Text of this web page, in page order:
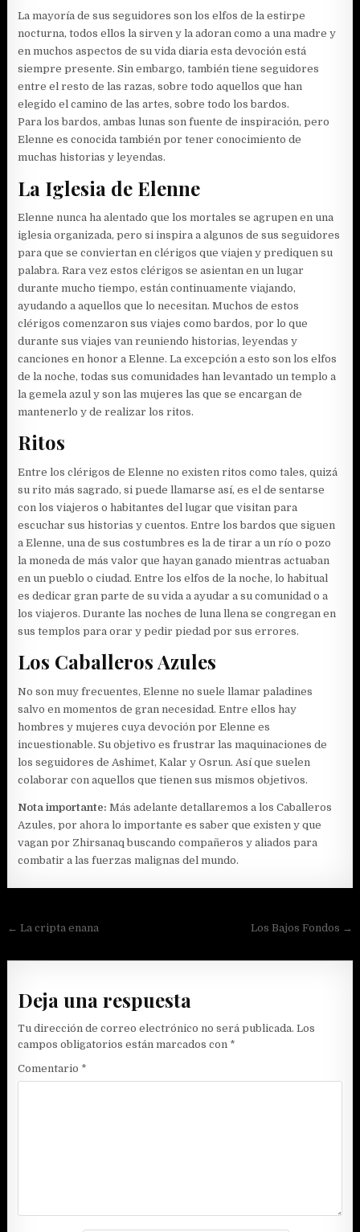
La mayoría de sus seguidores son los elfos de la estirpe
nocturna, todos ellos la sirven y la adoran como a una madre y
en muchos aspectos de su vida diaria esta devoción está
siempre presente. Sin embargo, también tiene seguidores
entre el resto de las razas, sobre todo aquellos que han
elegido el camino de las artes, sobre todo los bardos.
Para los bardos, ambas lunas son fuente de inspiración, pero
Elenne es conocida también por tener conocimiento de
muchas historias y leyendas.
La Iglesia de Elenne
Elenne nunca ha alentado que los mortales se agrupen en una
iglesia organizada, pero si inspira a algunos de sus seguidores
para que se conviertan en clérigos que viajen y prediquen su
palabra. Rara vez estos clérigos se asientan en un lugar
durante mucho tiempo, están continuamente viajando,
ayudando a aquellos que lo necesitan. Muchos de estos
clérigos comenzaron sus viajes como bardos, por lo que
durante sus viajes van reuniendo historias, leyendas y
canciones en honor a Elenne. La excepción a esto son los elfos
de la noche, todas sus comunidades han levantado un templo a
la gemela azul y son las mujeres las que se encargan de
mantenerlo y de realizar los ritos.
Ritos
Entre los clérigos de Elenne no existen ritos como tales, quizá
su rito más sagrado, si puede llamarse así, es el de sentarse
con los viajeros o habitantes del lugar que visitan para
escuchar sus historias y cuentos. Entre los bardos que siguen
a Elenne, una de sus costumbres es la de tirar a un río o pozo
la moneda de más valor que hayan ganado mientras actuaban
en un pueblo o ciudad. Entre los elfos de la noche, lo habitual
es dedicar gran parte de su vida a ayudar a su comunidad o a
los viajeros. Durante las noches de luna llena se congregan en
sus templos para orar y pedir piedad por sus errores.
Los Caballeros Azules
No son muy frecuentes, Elenne no suele llamar paladines
salvo en momentos de gran necesidad. Entre ellos hay
hombres y mujeres cuya devoción por Elenne es
incuestionable. Su objetivo es frustrar las maquinaciones de
los seguidores de Ashimet, Kalar y Osrun. Así que suelen
colaborar con aquellos que tienen sus mismos objetivos.
Nota importante: Más adelante detallaremos a los Caballeros
Azules, por ahora lo importante es saber que existen y que
vagan por Zhirsanaq buscando compañeros y aliados para
combatir a las fuerzas malignas del mundo.
Navegación
de
← La cripta enana Los Bajos Fondos →
Deja una respuesta
Tu dirección de correo electrónico no será publicada. Los
campos obligatorios están marcados con *
Comentario *